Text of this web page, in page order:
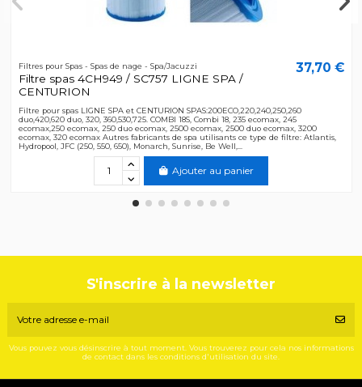
Filtres pour Spas - Spas de nage - Spa/Jacuzzi
Filtre spas 4CH949 / SC757 LIGNE SPA /
CENTURION
37,70 €
Filtre pour spas LIGNE SPA et CENTURION SPAS:200ECO,220,240,250,260
duo,420,620 duo, 320, 360,530,725. COMBI 18S, Combi 18, 235 ecomax, 245
ecomax,250 ecomax, 250 duo ecomax, 2500 ecomax, 2500 duo ecomax, 3200
ecomax, 320 ecomax Autres fabricants de spa utilisants ce type de filtre: Atlantis,
Hydropool, JFC (250, 550, 650), Monarch, Sunrise, Be Well,...
Ajouter au panier
S'inscrire à la newsletter
Vous pouvez vous désinscrire à tout moment. Vous trouverez pour cela nos informations
de contact dans les conditions d'utilisation du site.